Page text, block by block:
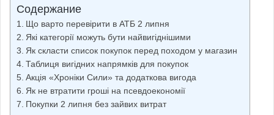
Содержание
Що варто перевірити в АТБ 2 липня
Які категорії можуть бути найвигіднішими
Як скласти список покупок перед походом у магазин
Таблиця вигідних напрямків для покупок
Акція «Хроніки Сили» та додаткова вигода
Як не втратити гроші на псевдоекономії
Покупки 2 липня без зайвих витрат